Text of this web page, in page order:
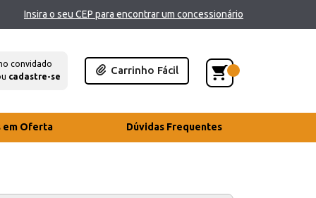
Insira o seu CEP para encontrar um concessionário
convidado
cadastre-se
Carrinho Fácil
em Oferta Dúvidas Frequentes